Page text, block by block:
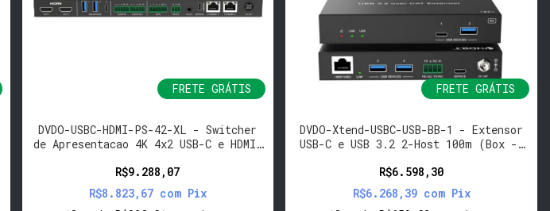
FRETE GRÁTIS
DVDO-USBC-HDMI-PS-42-XL - Switcher
de Apresentacao 4K 4x2 USB-C e HDMI,
R$9.288,07
R$8.823,67 com Pix
FRETE GRÁTIS
DVDO-Xtend-USBC-USB-BB-1 - Extensor
USB-C e USB 3.2 2-Host 100m (Box ->
R$6.598,30
R$6.268,39 com Pix